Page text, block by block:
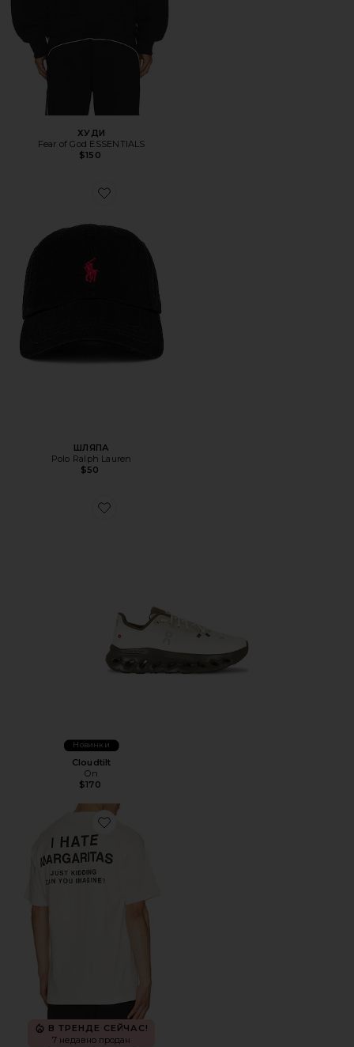
ХУДИ
Fear of God ESSENTIALS
$150
Favorite ШЛЯПА
ШЛЯПА
Polo Ralph Lauren
$50
Favorite Cloudtilt
Новинки
Cloudtilt
On
$170
Favorite ФУТБОЛКА I HATE MARGS
В ТРЕНДЕ СЕЙЧАС!
7 недавно продан